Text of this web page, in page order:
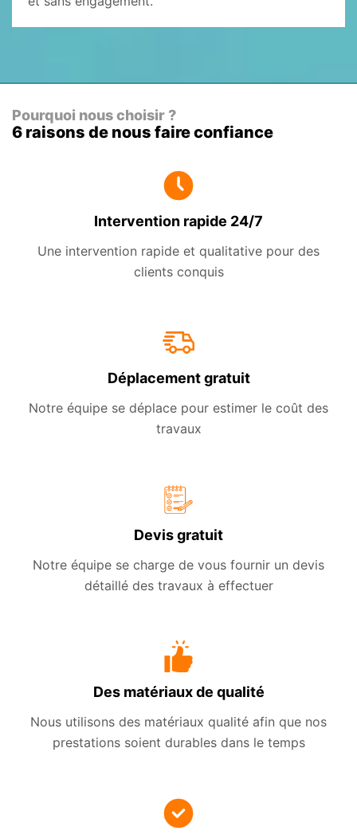
Pourquoi nous choisir ?
6 raisons de nous faire confiance
Intervention rapide 24/7
Une intervention rapide et qualitative pour des
clients conquis
Déplacement gratuit
Notre équipe se déplace pour estimer le coût des
travaux
Devis gratuit
Notre équipe se charge de vous fournir un devis
détaillé des travaux à effectuer
Des matériaux de qualité
Nous utilisons des matériaux qualité afin que nos
prestations soient durables dans le temps